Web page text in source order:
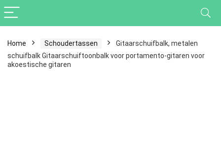
Home Schoudertassen
Gitaarschuifbalk, metalen
schuifbalk Gitaarschuiftoonbalk voor portamento-gitaren voor
akoestische gitaren